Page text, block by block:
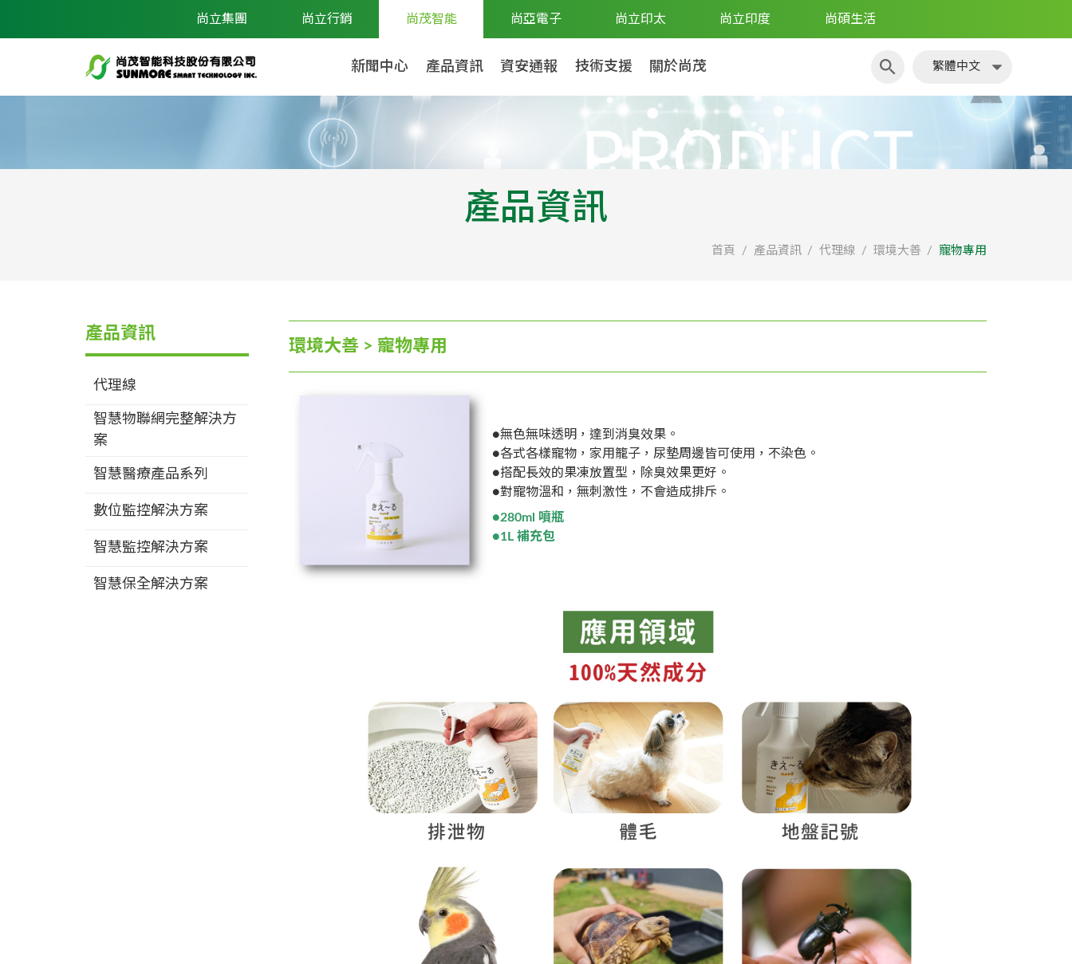
尚立集團 尚立行銷 尚茂智能 尚亞電子 尚立印太 尚立印度 尚碩生活
新聞中心 產品資訊 資安通報 技術支援 關於尚茂 繁體中文
產品資訊
首頁 產品資訊 代理線 環境大善 寵物專用
產品資訊
代理線
智慧物聯網完整解決方
案
智慧醫療產品系列
數位監控解決方案
智慧監控解決方案
智慧保全解決方案
環境大善 > 寵物專用
●無色無味透明，達到消臭效果。
●各式各樣寵物，家用籠子，尿墊周邊皆可使用，不染色。
●搭配長效的果凍放置型，除臭效果更好。
●對寵物溫和，無刺激性，不會造成排斥。
●280ml 噴瓶
●1L 補充包